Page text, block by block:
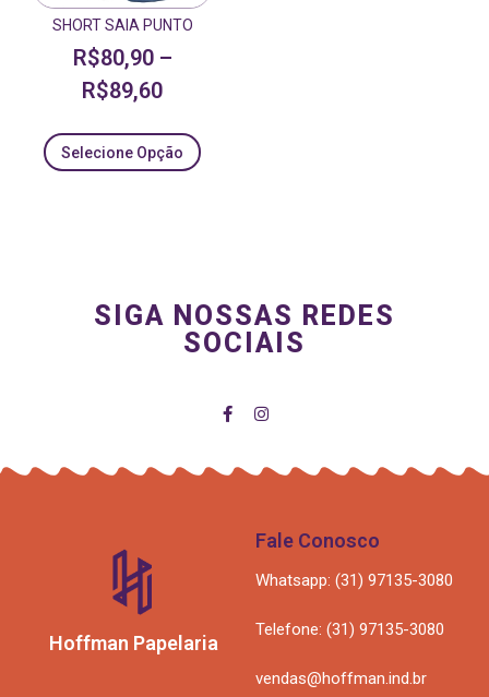
SHORT SAIA PUNTO
R$80,90–
R$89,60
Selecione Opção
SIGA NOSSAS REDES
SOCIAIS
Hoffman Papelaria
Fale Conosco
Whatsapp: (31) 97135-3080
Telefone: (31) 97135-3080
vendas@hoffman.ind.br